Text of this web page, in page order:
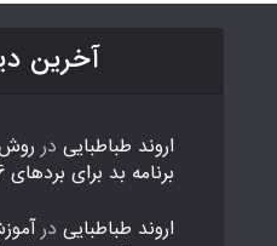
آخرین
اروند طباطبایی در
برنامه بد برای بردهای ESP8266
اروند طباطبایی در